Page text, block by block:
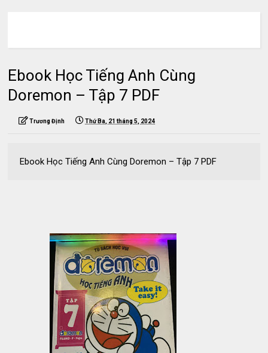
Ebook Học Tiếng Anh Cùng
Doremon – Tập 7 PDF
Trương Định Thứ Ba, 21 tháng 5, 2024
Ebook Học Tiếng Anh Cùng Doremon – Tập 7 PDF